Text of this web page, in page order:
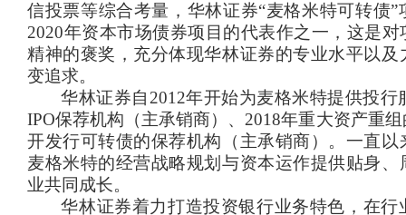
信投票等综合考量，华林证券“麦格米特可转债
2020年资本市场债券项目的代表作之一，这是
精神的褒奖，充分体现华林证券的专业水平以
变追求。
华林证券自 2012年开始为麦格米特提供投行
IPO保荐机构（主承销商）、 2018年重大资产重
开发行可转债的保荐机构（主承销商）。一直
麦格米特的经营战略规划与资本运作提供贴身
业共同成长。
华林证券着力打造投资银行业务特色，在